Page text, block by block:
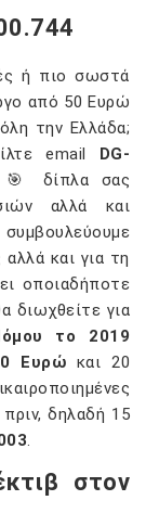
ή πιο σωστά
από 50 Ευρώ
την Ελλάδα;
email DG-
🎯 δίπλα σας
αλλά και
και για τη
οποιαδήποτε
διωχθείτε για
το 2019
Ευρώ και 20
δηλαδή 15
.
στον